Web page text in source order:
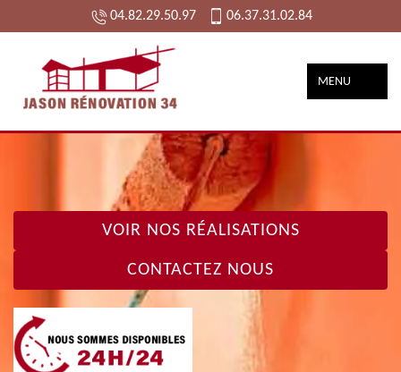
04.82.29.50.97 06.37.31.02.84
MENU
VOIR NOS RÉALISATIONS
CONTACTEZ NOUS